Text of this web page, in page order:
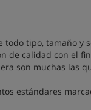
todo tipo, tamaño
de calidad con el
son muchas las
estándares